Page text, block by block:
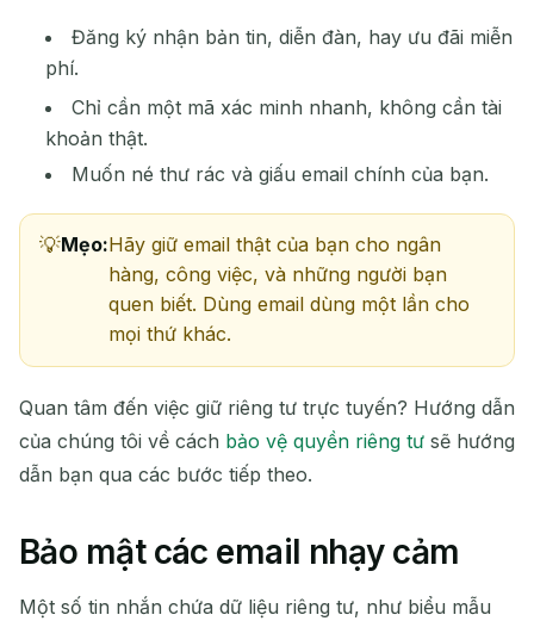
Đăng ký nhận bản tin, diễn đàn, hay ưu đãi miễn
phí.
Chỉ cần một mã xác minh nhanh, không cần tài
khoản thật.
Muốn né thư rác và giấu email chính của bạn.
Mẹo:Hãy giữ email thật của bạn cho ngân
hàng, công việc, và những người bạn
quen biết. Dùng email dùng một lần cho
mọi thứ khác.
Quan tâm đến việc giữ riêng tư trực tuyến? Hướng dẫn
của chúng tôi về cách bảo vệ quyền riêng tư sẽ hướng
dẫn bạn qua các bước tiếp theo.
Bảo mật các email nhạy cảm
Một số tin nhắn chứa dữ liệu riêng tư, như biểu mẫu